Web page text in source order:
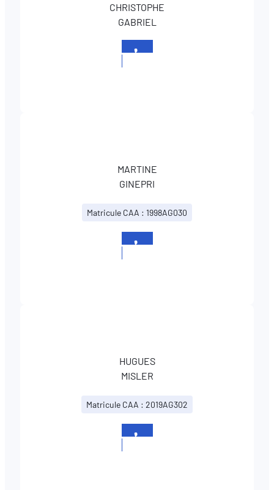
CHRISTOPHE
GABRIEL
MARTINE
GINEPRI
Matricule CAA : 1998AG030
HUGUES
MISLER
Matricule CAA : 2019AG302